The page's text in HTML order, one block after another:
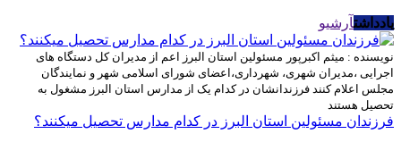
یادداشتآرشیو
نویسنده : میثم اکبرپور مسئولین استان البرز اعم از مدیران کل دستگاه های
اجرایی ،مدیران شهری، شهرداری،اعضای شورای اسلامی شهر و نمایندگان
مجلس اعلام کنند فرزندانشان در کدام یک از مدارس استان البرز مشغول به
تحصیل هستند
فرزندان مسئولین استان البرز در کدام مدارس تحصیل میکنند؟